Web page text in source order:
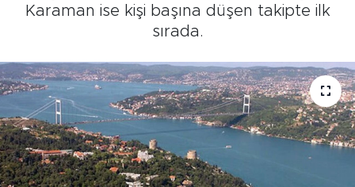
Karaman ise kişi başına düşen takipte ilk
sırada.